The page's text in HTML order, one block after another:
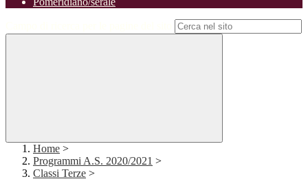
Home >
Programmi A.S. 2020/2021 >
Classi Terze >